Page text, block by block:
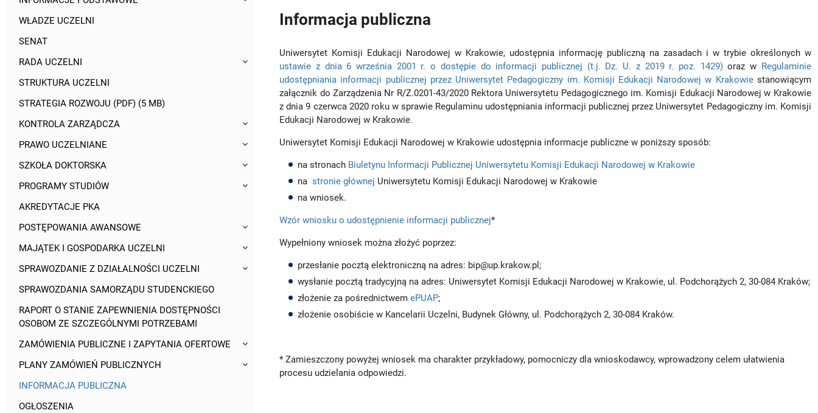
WŁADZE UCZELNI
SENAT
RADA UCZELNI
STRUKTURA UCZELNI
STRATEGIA ROZWOJU (PDF) (5 MB)
KONTROLA ZARZĄDCZA
PRAWO UCZELNIANE
SZKOŁA DOKTORSKA
PROGRAMY STUDIÓW
AKREDYTACJE PKA
POSTĘPOWANIA AWANSOWE
MAJĄTEK I GOSPODARKA UCZELNI
SPRAWOZDANIE Z DZIAŁALNOŚCI UCZELNI
SPRAWOZDANIA SAMORZĄDU STUDENCKIEGO
RAPORT O STANIE ZAPEWNIENIA DOSTĘPNOŚCI
OSOBOM ZE SZCZEGÓLNYMI POTRZEBAMI
ZAMÓWIENIA PUBLICZNE I ZAPYTANIA OFERTOWE
PLANY ZAMÓWIEŃ PUBLICZNYCH
INFORMACJA PUBLICZNA
OGŁOSZENIA
Informacja publiczna
Uniwersytet Komisji Edukacji Narodowej w Krakowie, udostępnia informację publiczną na zasadach i w trybie określonych w
ustawie z dnia 6 września 2001 r. o dostępie do informacji publicznej (t.j. Dz. U. z 2019 r. poz. 1429)oraz w Regulaminie
udostępniania informacji publicznej przez Uniwersytet Pedagogiczny im. Komisji Edukacji Narodowej w Krakowiestanowiącym
załącznik do Zarządzenia Nr R/Z.0201-43/2020 Rektora Uniwersytetu Pedagogicznego im. Komisji Edukacji Narodowej w Krakowie
z dnia 9 czerwca 2020 roku w sprawie Regulaminu udostępniania informacji publicznej przez Uniwersytet Pedagogiczny im. Komisji
Edukacji Narodowej w Krakowie.
Uniwersytet Komisji Edukacji Narodowej w Krakowie udostępnia informacje publiczne w poniższy sposób:
na stronach Biuletynu Informacji Publicznej Uniwersytetu Komisji Edukacji Narodowej w Krakowie
nastronie głównej Uniwersytetu Komisji Edukacji Narodowej w Krakowie
na wniosek.
Wzór wniosku o udostępnienie informacji publicznej*
Wypełniony wniosek można złożyć poprzez:
przesłanie pocztą elektroniczną na adres: bip@up.krakow.pl;
wysłanie pocztą tradycyjną na adres: Uniwersytet Komisji Edukacji Narodowej w Krakowie, ul. Podchorążych 2, 30-084 Kraków;
złożenie za pośrednictwemePUAP;
złożenie osobiście w Kancelarii Uczelni, Budynek Główny, ul. Podchorążych 2, 30-084 Kraków.
* Zamieszczony powyżej wniosek ma charakter przykładowy, pomocniczy dla wnioskodawcy, wprowadzony celem ułatwienia
procesu udzielania odpowiedzi.